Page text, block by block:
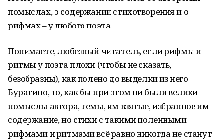
помыслах, о содержании стихотворения и о
рифмах – у любого поэта.
Понимаете, любезный читатель, если рифмы и
ритмы у поэта плохи (чтобы не сказать,
безобразны), как полено до выделки из него
Буратино, то, как бы при этом ни были велики
помыслы автора, темы, им взятые, избранное им
содержание, но стихи с такими поленными
рифмами и ритмами всё равно никогда не станут